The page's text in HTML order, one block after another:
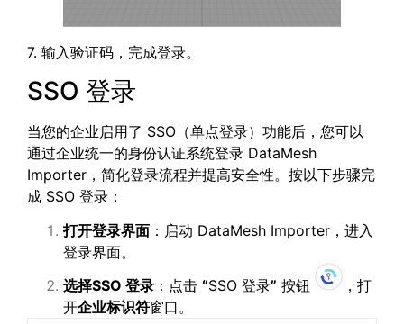
7. 输入验证码，完成登录。
SSO 登录
当您的企业启用了 SSO（单点登录）功能后，您可以
通过企业统一的身份认证系统登录 DataMesh
Importer，简化登录流程并提高安全性。按以下步骤完
成 SSO 登录：
打开登录界面 ：启动 DataMesh Importer，进入
登录界面。
选择SSO 登录 ：点击 “SSO 登录” 按钮
，打
开企业标识符窗口。